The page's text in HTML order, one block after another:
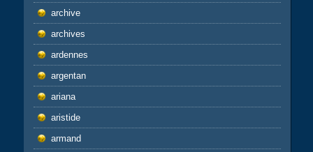
archive
archives
ardennes
argentan
ariana
aristide
armand